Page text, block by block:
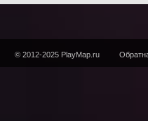
© 2012-2025 PlayMap.ru